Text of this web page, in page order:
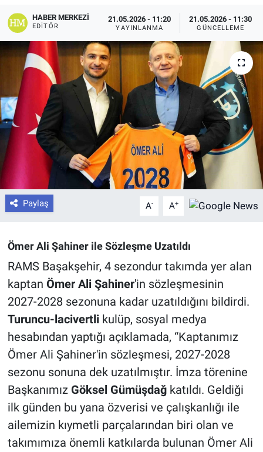
HABER MERKEZI
EDITÖR
21.05.2026 - 11:20
YAYINLANMA
21.05.2026 - 11:30
GÜNCELLEME
Paylaş A- A+
Ömer Ali Şahiner ile Sözleşme Uzatıldı
RAMS Başakşehir, 4 sezondur takımda yer alan
kaptan Ömer Ali Şahiner'in sözleşmesinin
2027-2028 sezonuna kadar uzatıldığını bildirdi.
Turuncu-lacivertlikulüp, sosyal medya
hesabından yaptığı açıklamada, “Kaptanımız
Ömer Ali Şahiner'in sözleşmesi, 2027-2028
sezonu sonuna dek uzatılmıştır. İmza törenine
Başkanımız Göksel Gümüşdağkatıldı. Geldiği
ilk günden bu yana özverisi ve çalışkanlığı ile
ailemizin kıymetli parçalarından biri olan ve
takımımıza önemli katkılarda bulunan Ömer Ali